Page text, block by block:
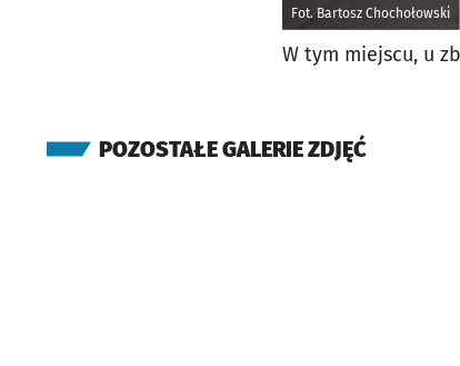
Fot. Bartosz Chochołowski
W tym miejscu, u
POZOSTAŁE GALERIE ZDJĘĆ